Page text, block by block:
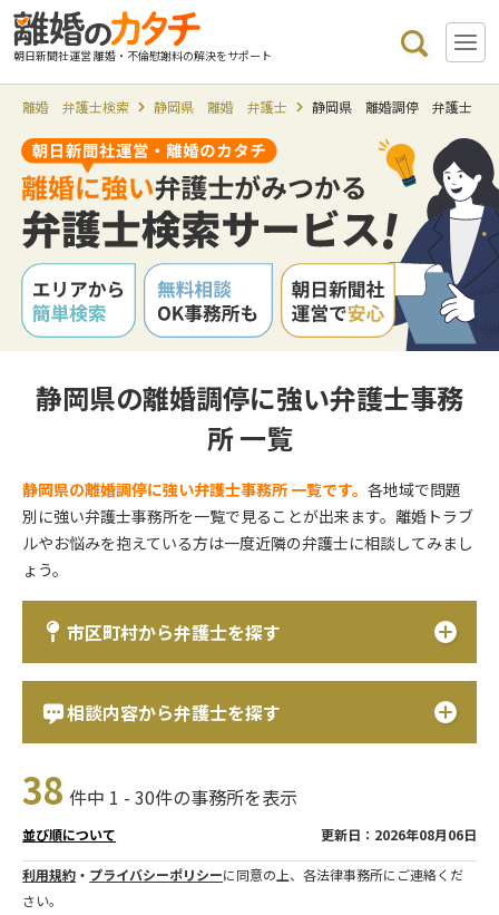
朝日新聞社運営 離婚・不倫慰謝料の解決をサポート
離婚 弁護士検索 静岡県 離婚 弁護士 静岡県 離婚調停 弁護士
静岡県の離婚調停に強い弁護士事務
所 一覧
静岡県の離婚調停に強い弁護士事務所 一覧です。各地域で問題
別に強い弁護士事務所を一覧で見ることが出来ます。離婚トラブ
ルやお悩みを抱えている方は一度近隣の弁護士に相談してみまし
ょう。
市区町村から弁護士を探す
相談内容から弁護士を探す
38 件中 1 - 30件の事務所を表示
並び順について 更新日：2026年08月06日
利用規約 ・ プライバシーポリシーに同意の上、各法律事務所にご連絡くだ
さい。